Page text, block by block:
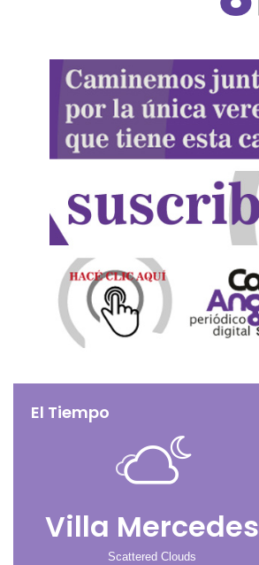
El Tiempo
Villa Mercedes
Scattered Clouds